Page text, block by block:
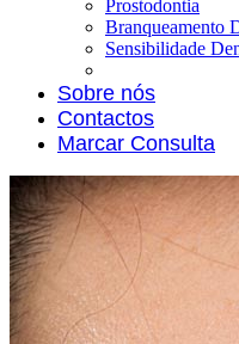
Prostodontia
Branqueamento
Sensibilidade
Sobre nós
Contactos
Marcar Consulta